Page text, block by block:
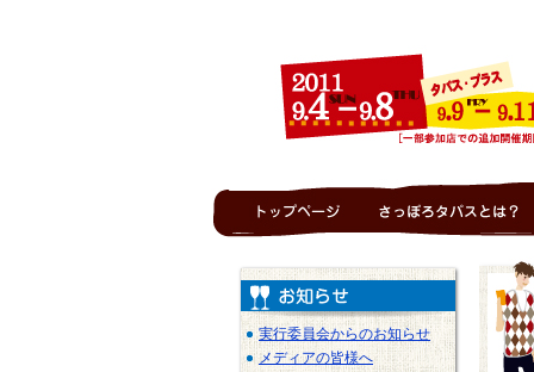
実行委員会からのお知らせ
メディアの皆様へ